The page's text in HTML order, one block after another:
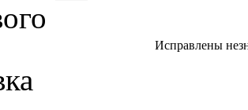
Исправлены